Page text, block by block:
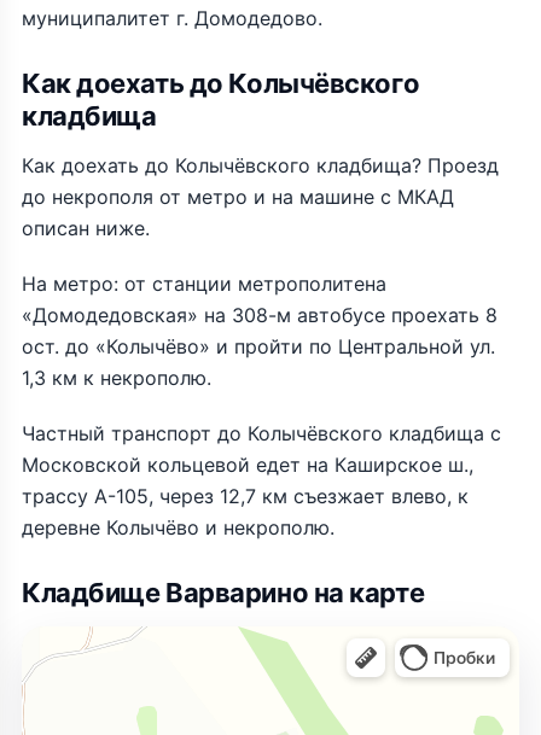
муниципалитет г. Домодедово.
Как доехать до Колычёвского
кладбища
Как доехать до Колычёвского кладбища? Проезд
до некрополя от метро и на машине с МКАД
описан ниже.
На метро: от станции метрополитена
«Домодедовская» на 308-м автобусе проехать 8
ост. до «Колычёво» и пройти по Центральной ул.
1,3 км к некрополю.
Частный транспорт до Колычёвского кладбища с
Московской кольцевой едет на Каширское ш.,
трассу А-105, через 12,7 км съезжает влево, к
деревне Колычёво и некрополю.
Кладбище Варварино на карте